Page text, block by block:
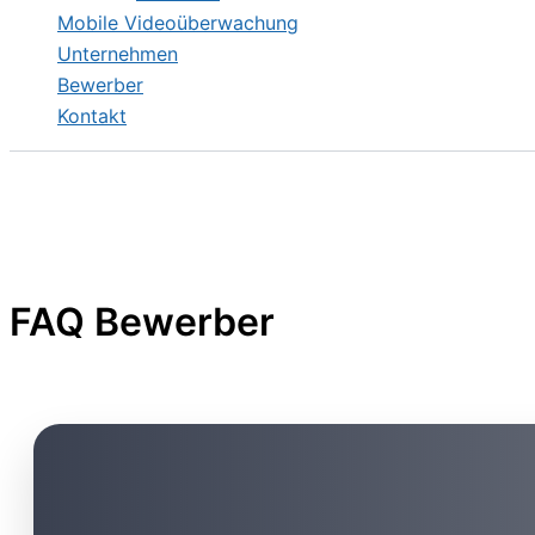
Mobile Videoüberwachung
Unternehmen
Bewerber
Kontakt
FAQ Bewerber